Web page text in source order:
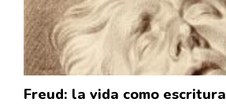
Freud: la vida como escritura